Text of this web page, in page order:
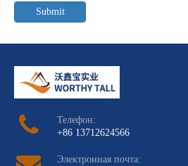
Submit
Телефон:
+86 13712624566
Электронная почта: